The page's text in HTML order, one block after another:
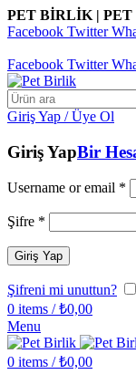
PET BİRLİK | PET
Facebook Twitter
Facebook Twitter
Giriş Yap / Üye Ol
Giriş YapBir
Username or email *
Şifre *
Giriş Yap
Şifreni mi unuttun?
0 items / ₺0,00
Menu
0 items / ₺0,00